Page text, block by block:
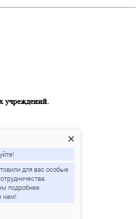
учреждений.
для вас особые
подробнее.